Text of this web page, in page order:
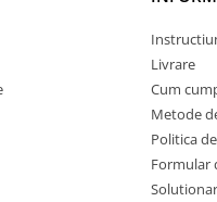
Livrare
Cum
Metode
Politica
Formular